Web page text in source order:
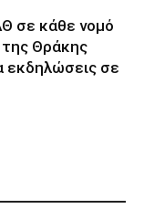
σε κάθε νομό
της Θράκης
εκδηλώσεις σε